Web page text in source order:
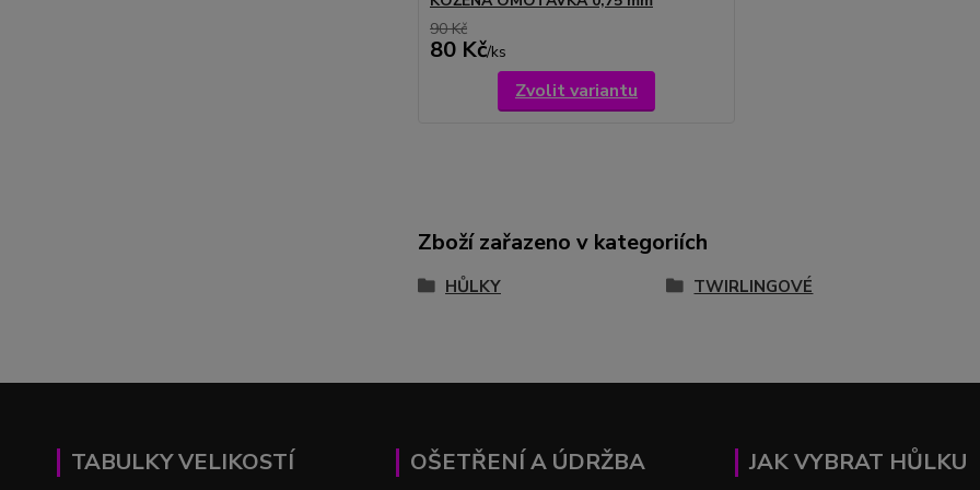
90 Kč
80 Kč/ks
Zvolit variantu
Zboží zařazeno v kategoriích
HŮLKY TWIRLINGOVÉ
TABULKY VELIKOSTÍ OŠETŘENÍ A ÚDRŽBA JAK VYBRAT HŮLKU